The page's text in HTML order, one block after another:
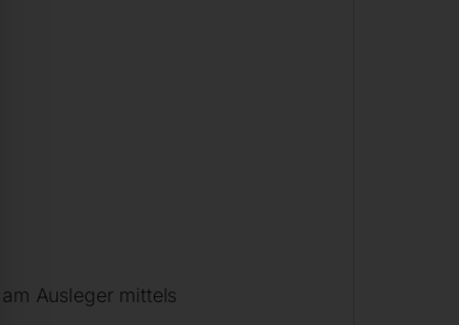
Ausleger mittels